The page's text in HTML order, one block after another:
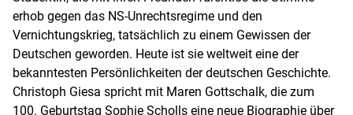
erhob gegen das NS-Unrechtsregime und den
Vernichtungskrieg, tatsächlich zu einem Gewissen der
Deutschen geworden. Heute ist sie weltweit eine der
bekanntesten Persönlichkeiten der deutschen Geschichte.
Christoph Giesa spricht mit Maren Gottschalk, die zum
100. Geburtstag Sophie Scholls eine neue Biographie über